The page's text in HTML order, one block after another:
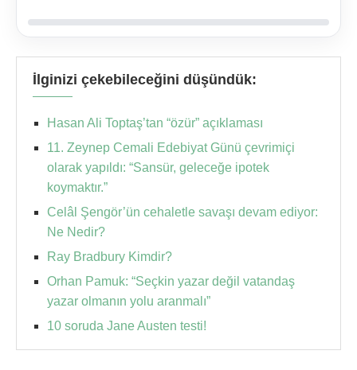
İlginizi çekebileceğini düşündük:
Hasan Ali Toptaş’tan “özür” açıklaması
11. Zeynep Cemali Edebiyat Günü çevrimiçi
olarak yapıldı: “Sansür, geleceğe ipotek
koymaktır.”
Celâl Şengör’ün cehaletle savaşı devam ediyor:
Ne Nedir?
Ray Bradbury Kimdir?
Orhan Pamuk: “Seçkin yazar değil vatandaş
yazar olmanın yolu aranmalı”
10 soruda Jane Austen testi!